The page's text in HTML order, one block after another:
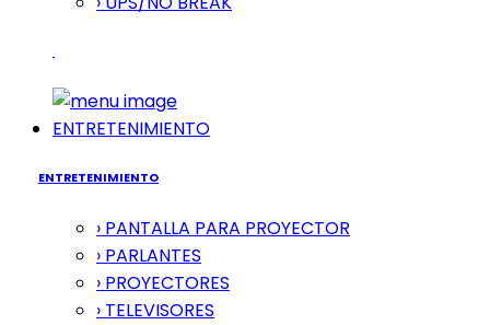
ENTRETENIMIENTO
ENTRETENIMIENTO
› PANTALLA PARA PROYECTOR
› PARLANTES
› PROYECTORES
› TELEVISORES